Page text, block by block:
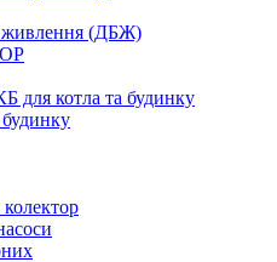
живлення (ДБЖ)
котла та будинку